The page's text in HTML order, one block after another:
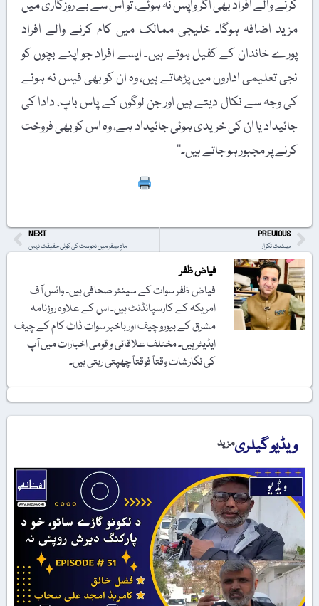
کرنے والے افراد بھی اگر واپس نہ ہوئے، تو اس سے بے روزگاری میں
مزید اضافہ ہوگا۔ خلیجی ممالک میں کام کرنے والے افراد
پورے خاندان کے کفیل ہوتے ہیں۔ ایسے افراد جو اپنے بچوں کو
نجی تعلیمی اداروں میں پڑھاتے ہیں، وہ ان کو بھی فیس نہ ہونے
کی وجہ سے نکال دیتے ہیں اور جن لوگوں کے پاس باپ، دادا کی
جائیداد یا ان کی خریدی ہوئی جائیداد ہے، وہ اس کو بھی فروخت
کرنے پر مجبور ہو جاتے ہیں۔‘‘
PREVIOUS
صنعتِ تکرار
NEXT
ماہِ صفر میں نحوست کی کوئی حقیقت نہیں
فیاض ظفر
فیاض ظفر سوات کے سینئر صحافی ہیں۔ وائس آف
امریکہ کے کارسپانڈنٹ ہیں۔ اس کے علاوہ روزنامہ
مشرق کے بیورو چیف اور باخبر سوات ڈاٹ کام کے چیف
ایڈیٹر ہیں۔ مختلف علاقائی و قومی اخبارات میں آپ
کی نگارشات وقتاً فوقتاً چھپتی رہتی ہیں۔
ویڈیو گیلریمزید